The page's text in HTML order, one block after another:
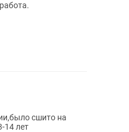
сшито на
14 лет